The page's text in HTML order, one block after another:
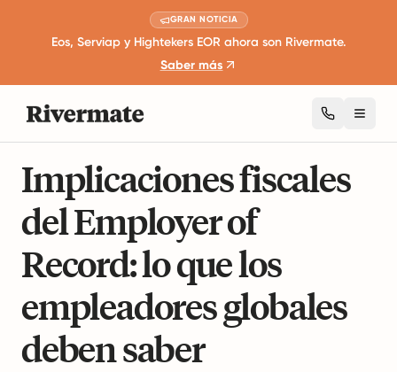
GRAN NOTICIA
Eos, Serviap y Hightekers EOR ahora son Rivermate.
Saber más
Implicaciones fiscales
del Employer of
Record: lo que los
empleadores globales
deben saber